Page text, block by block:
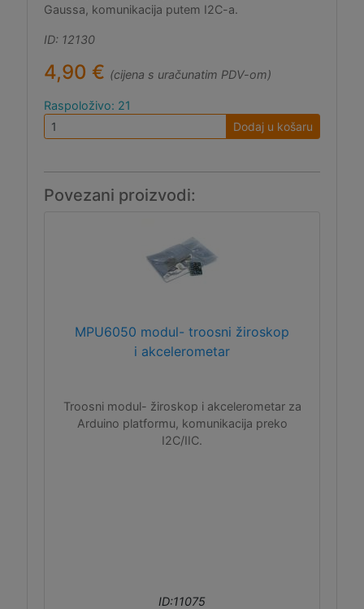
Gaussa, komunikacija putem I2C-a.
ID: 12130
4,90 € (cijena s uračunatim PDV-om)
Raspoloživo: 21
Dodaj u košaru
Povezani proizvodi:
MPU6050 modul- troosni žiroskop
i akcelerometar
Troosni modul- žiroskop i akcelerometar za
Arduino platformu, komunikacija preko
I2C/IIC.
ID:11075